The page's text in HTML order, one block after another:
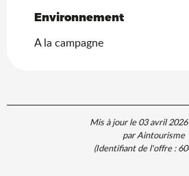
Environnement
Environnement
A la campagne
Mis à jour le 03 avril
par Aintourisme
(Identifiant de l'offre :